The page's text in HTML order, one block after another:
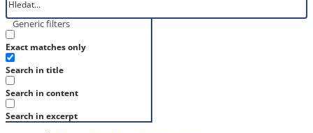
Generic filters
Exact matches only
Search in title
Search in content
Search in excerpt